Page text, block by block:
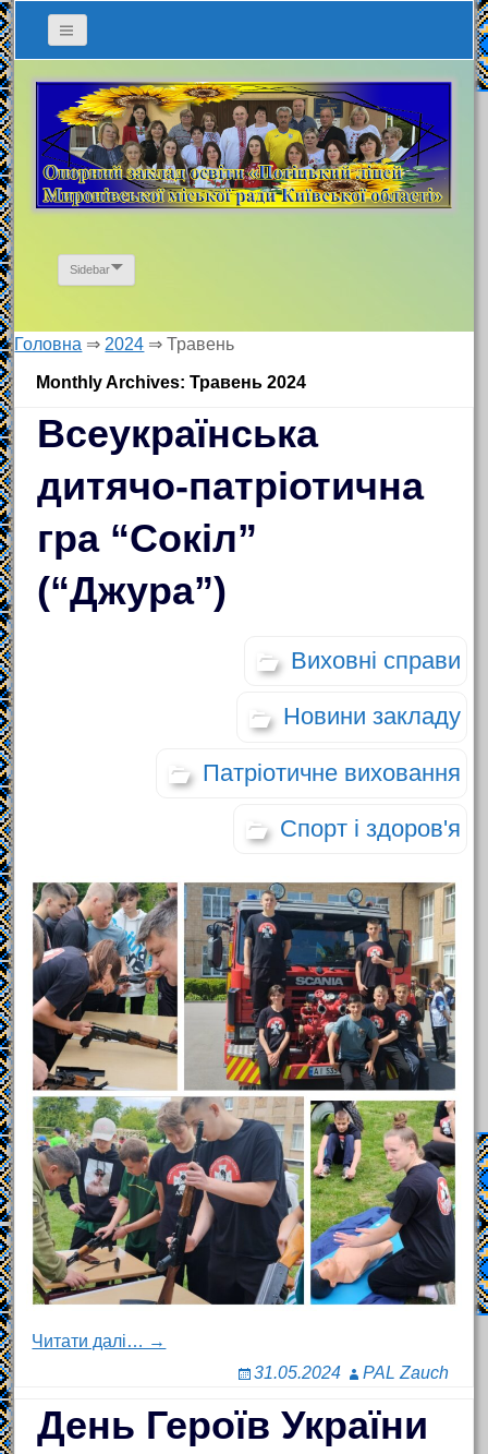
Sidebar
Головна ⇒ 2024 ⇒Травень
Monthly Archives: Травень 2024
Всеукраїнська
дитячо-патріотична
гра “Сокіл”
(“Джура”)
Виховні справи
Новини закладу
Патріотичне виховання
Спорт і здоров'я
Читати далі… →
31.05.2024
PAL Zauch
День Героїв України